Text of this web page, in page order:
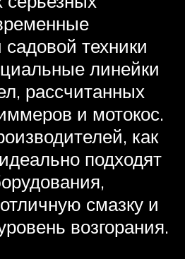
техники
линейки
рассчитанных
и мотокос.
как
подходят
смазку и
возгорания.